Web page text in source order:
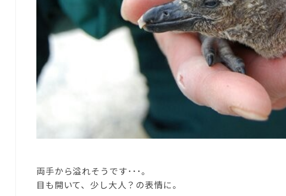
両手から溢れそうです･･･。
目も開いて、少し大人？の表情に。